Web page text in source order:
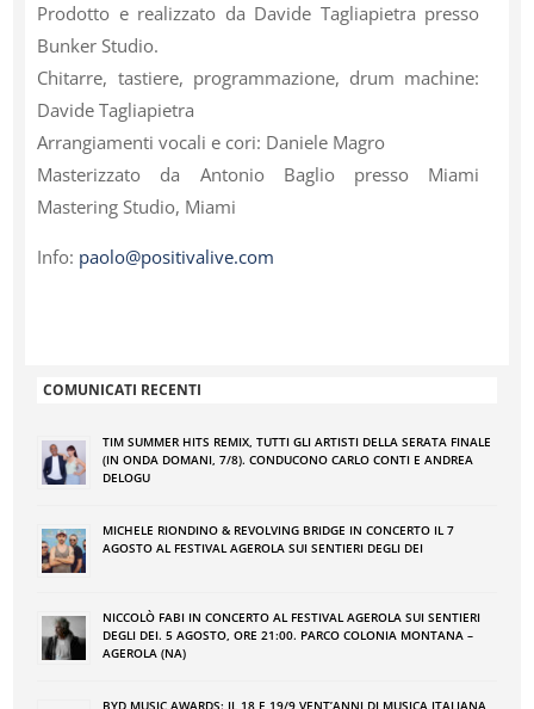
Prodotto e realizzato da Davide Tagliapietra presso
Bunker Studio.
Chitarre, tastiere, programmazione, drum machine:
Davide Tagliapietra
Arrangiamenti vocali e cori: Daniele Magro
Masterizzato da Antonio Baglio presso Miami
Mastering Studio, Miami
Info: paolo@positivalive.com
COMUNICATI RECENTI
TIM SUMMER HITS REMIX, TUTTI GLI ARTISTI DELLA SERATA FINALE
(IN ONDA DOMANI, 7/8). CONDUCONO CARLO CONTI E ANDREA
DELOGU
MICHELE RIONDINO & REVOLVING BRIDGE IN CONCERTO IL 7
AGOSTO AL FESTIVAL AGEROLA SUI SENTIERI DEGLI DEI
NICCOLÒ FABI IN CONCERTO AL FESTIVAL AGEROLA SUI SENTIERI
DEGLI DEI. 5 AGOSTO, ORE 21:00. PARCO COLONIA MONTANA –
AGEROLA (NA)
BYD MUSIC AWARDS: IL 18 E 19/9 VENT’ANNI DI MUSICA ITALIANA